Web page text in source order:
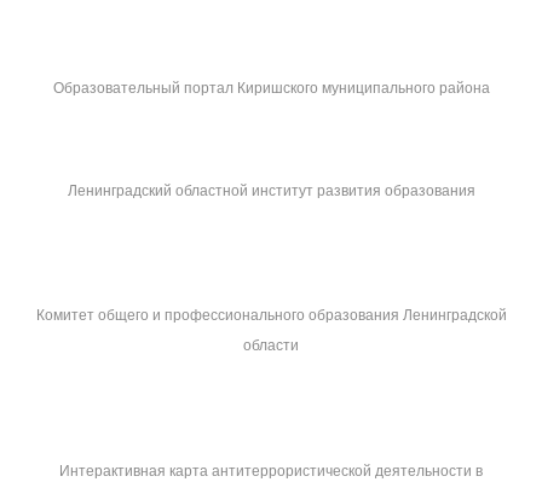
Образовательный портал Киришского муниципального района
Ленинградский областной институт развития образования
Комитет общего и профессионального образования Ленинградской
области
Интерактивная карта антитеррористической деятельности в